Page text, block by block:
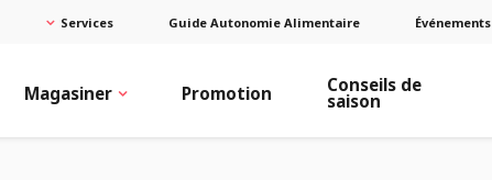
Services Guide Autonomie Alimentaire Événements
Magasiner Promotion Conseils de
saison